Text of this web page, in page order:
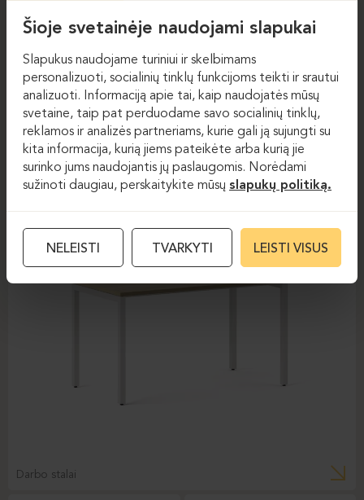
Reguliuojamo aukščio
stalai
Reguliuojamo aukščio
stalai
ELEMENT
Darbo stalai
Šioje svetainėje naudojami slapukai
Slapukus naudojame turiniui ir skelbimams
personalizuoti, socialinių tinklų funkcijoms teikti ir srautui
analizuoti. Informaciją apie tai, kaip naudojatės mūsų
svetaine, taip pat perduodame savo socialinių tinklų,
reklamos ir analizės partneriams, kurie gali ją sujungti su
kita informacija, kurią jiems pateikėte arba kurią jie
surinko jums naudojantis jų paslaugomis. Norėdami
sužinoti daugiau, perskaitykite mūsų slapukų politiką.
NELEISTI TVARKYTI LEISTI VISUS